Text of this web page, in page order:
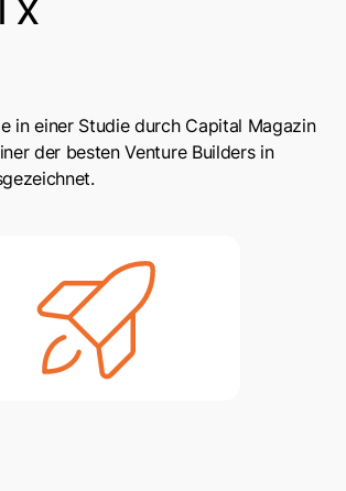
in einer Studie durch Capital Magazin
der besten Venture Builders in